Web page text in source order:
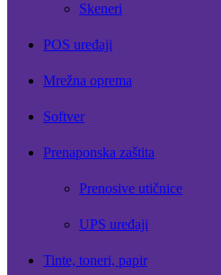
Skeneri
POS uređaji
Mrežna oprema
Softver
Prenaponska zaštita
Prenosive utičnice
UPS uređaji
Tinte, toneri, papir